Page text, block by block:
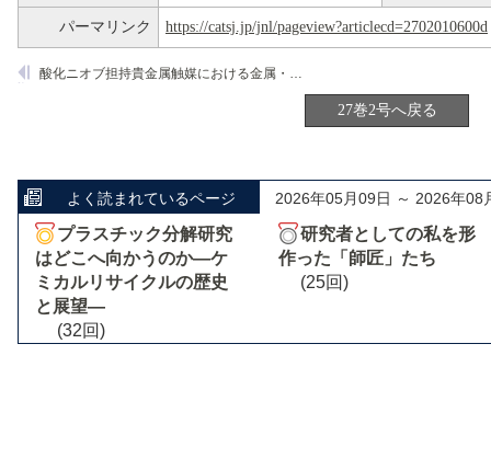
パーマリンク https://catsj.jp/jnl/pageview?articlecd=2702010600d
酸化ニオブ担持貴金属触媒における金属・担体の相互作用と触媒作用
27巻2号へ戻る
よく読まれているページ 2026年05月09日 ～ 2026年08
プラスチック分解研究
はどこへ向かうのか―ケ
ミカルリサイクルの歴史
と展望―
(32回)
研究者としての私を形
作った「師匠」たち
(25回)